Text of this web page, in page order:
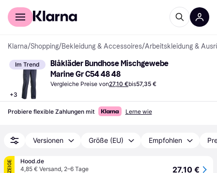
Für Shopper
Klarna/Shopping/Bekleidung & Accessoires/Arbeitskleidung &
Im Trend
+3
Blåkläder Bundhose Mischgewebe
Marine Gr C54 48 48
Vergleiche Preise von27,10 €bis57,35 €
Probiere flexible Zahlungen mit Lerne wie
Versionen Größe (EU) Empfohlen
Hood.de
4,85 € Versand, 2–6 Tage 27,10 €